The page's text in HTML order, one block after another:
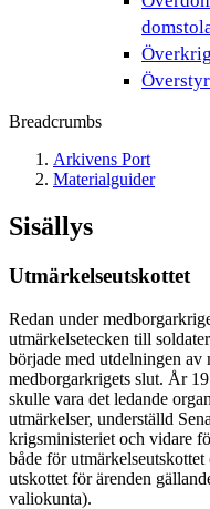
Breadcrumbs
Arkivens Port
Materialguider
Sisällys
Utmärkelseutskottet
Redan under
utmärkelsetecken till
började med utdelningen av
medborgarkrigets slut. År
skulle vara det ledande
utmärkelser, underställd
krigsministeriet och vidare
både för
utskottet för ärenden
valiokunta).